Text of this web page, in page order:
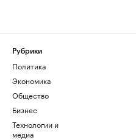
Рубрики
Политика
Экономика
Общество
Бизнес
Технологии и
медиа